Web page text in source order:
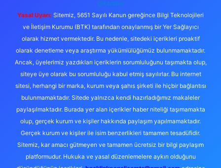
@karabul
Yasal Uyarı: Sitemiz, 5651 Sayılı Kanun gereğince Bilgi Teknolojileri
ve İletişim Kurumu (BTK) tarafından onaylanmış bir Yer Sağlayıcı
olarak hizmet vermektedir. Bu nedenle, sitedeki içerikleri proaktif
olarak denetleme veya araştırma yükümlülüğümüz bulunmamaktadır.
Ancak, üyelerimiz yazdıkları içeriklerin sorumluluğunu taşımakta olup,
siteye üye olarak bu sorumluluğu kabul etmiş sayılırlar. Bu internet
sitesi, herhangi bir marka, kurum veya şahıs şirketi ile hiçbir bağlantısı
bulunmamaktadır. Sitede yalnızca kendi hazırladığımız makaleler
paylaşılmaktadır. Burada yer alan içerikler haber niteliği taşımamakta
olup, gerçek kurum ve kişiler hakkında paylaşım yapılmamaktadır.
Gerçek kurum ve kişiler ile isim benzerlikleri tamamen tesadüfidir.
Sitemiz, kar amacı gütmeyen ve tamamen ücretsiz bir bilgi paylaşım
platformudur. Hukuka ve yasal düzenlemelere aykırı olduğunu